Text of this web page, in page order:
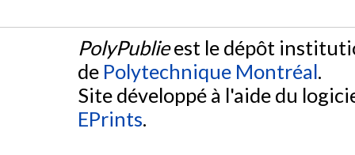
PolyPublieest le dépôt
de Polytechnique Montréal.
Site développé à l'aide du
EPrints.